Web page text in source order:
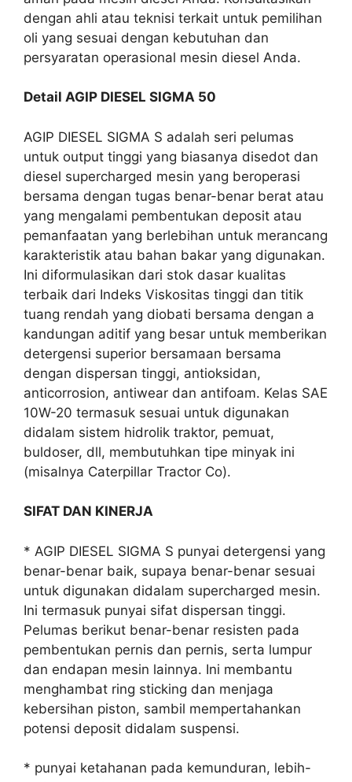
dengan ahli atau teknisi terkait untuk pemilihan
oli yang sesuai dengan kebutuhan dan
persyaratan operasional mesin diesel Anda.
Detail AGIP DIESEL SIGMA 50
AGIP DIESEL SIGMA S adalah seri pelumas
untuk output tinggi yang biasanya disedot dan
diesel supercharged mesin yang beroperasi
bersama dengan tugas benar-benar berat atau
yang mengalami pembentukan deposit atau
pemanfaatan yang berlebihan untuk merancang
karakteristik atau bahan bakar yang digunakan.
Ini diformulasikan dari stok dasar kualitas
terbaik dari Indeks Viskositas tinggi dan titik
tuang rendah yang diobati bersama dengan a
kandungan aditif yang besar untuk memberikan
detergensi superior bersamaan bersama
dengan dispersan tinggi, antioksidan,
anticorrosion, antiwear dan antifoam. Kelas SAE
10W-20 termasuk sesuai untuk digunakan
didalam sistem hidrolik traktor, pemuat,
buldoser, dll, membutuhkan tipe minyak ini
(misalnya Caterpillar Tractor Co).
SIFAT DAN KINERJA
* AGIP DIESEL SIGMA S punyai detergensi yang
benar-benar baik, supaya benar-benar sesuai
untuk digunakan didalam supercharged mesin.
Ini termasuk punyai sifat dispersan tinggi.
Pelumas berikut benar-benar resisten pada
pembentukan pernis dan pernis, serta lumpur
dan endapan mesin lainnya. Ini membantu
menghambat ring sticking dan menjaga
kebersihan piston, sambil mempertahankan
potensi deposit didalam suspensi.
* punyai ketahanan pada kemunduran, lebih-